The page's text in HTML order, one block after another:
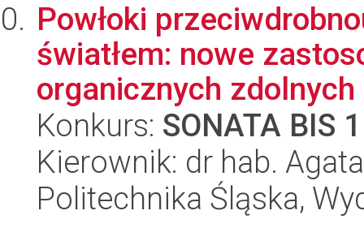
Powłoki
światłem: nowe
organicznych
Konkurs: SONATA BIS
Kierownik: dr hab.
Politechnika Śląska,